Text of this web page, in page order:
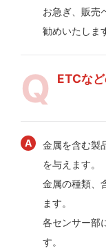
お急ぎ、販売
勧めいたしま
ETCな
金属を含む製
を与えます。
金属の種類、
ます。
各センサー部
す。